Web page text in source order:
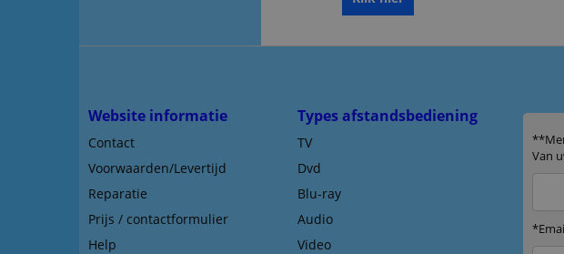
Website informatie
Contact
Voorwaarden/Levertijd
Reparatie
Prijs / contactformulier
Help
Types afstandsbediening
TV
Dvd
Blu-ray
Audio
Video